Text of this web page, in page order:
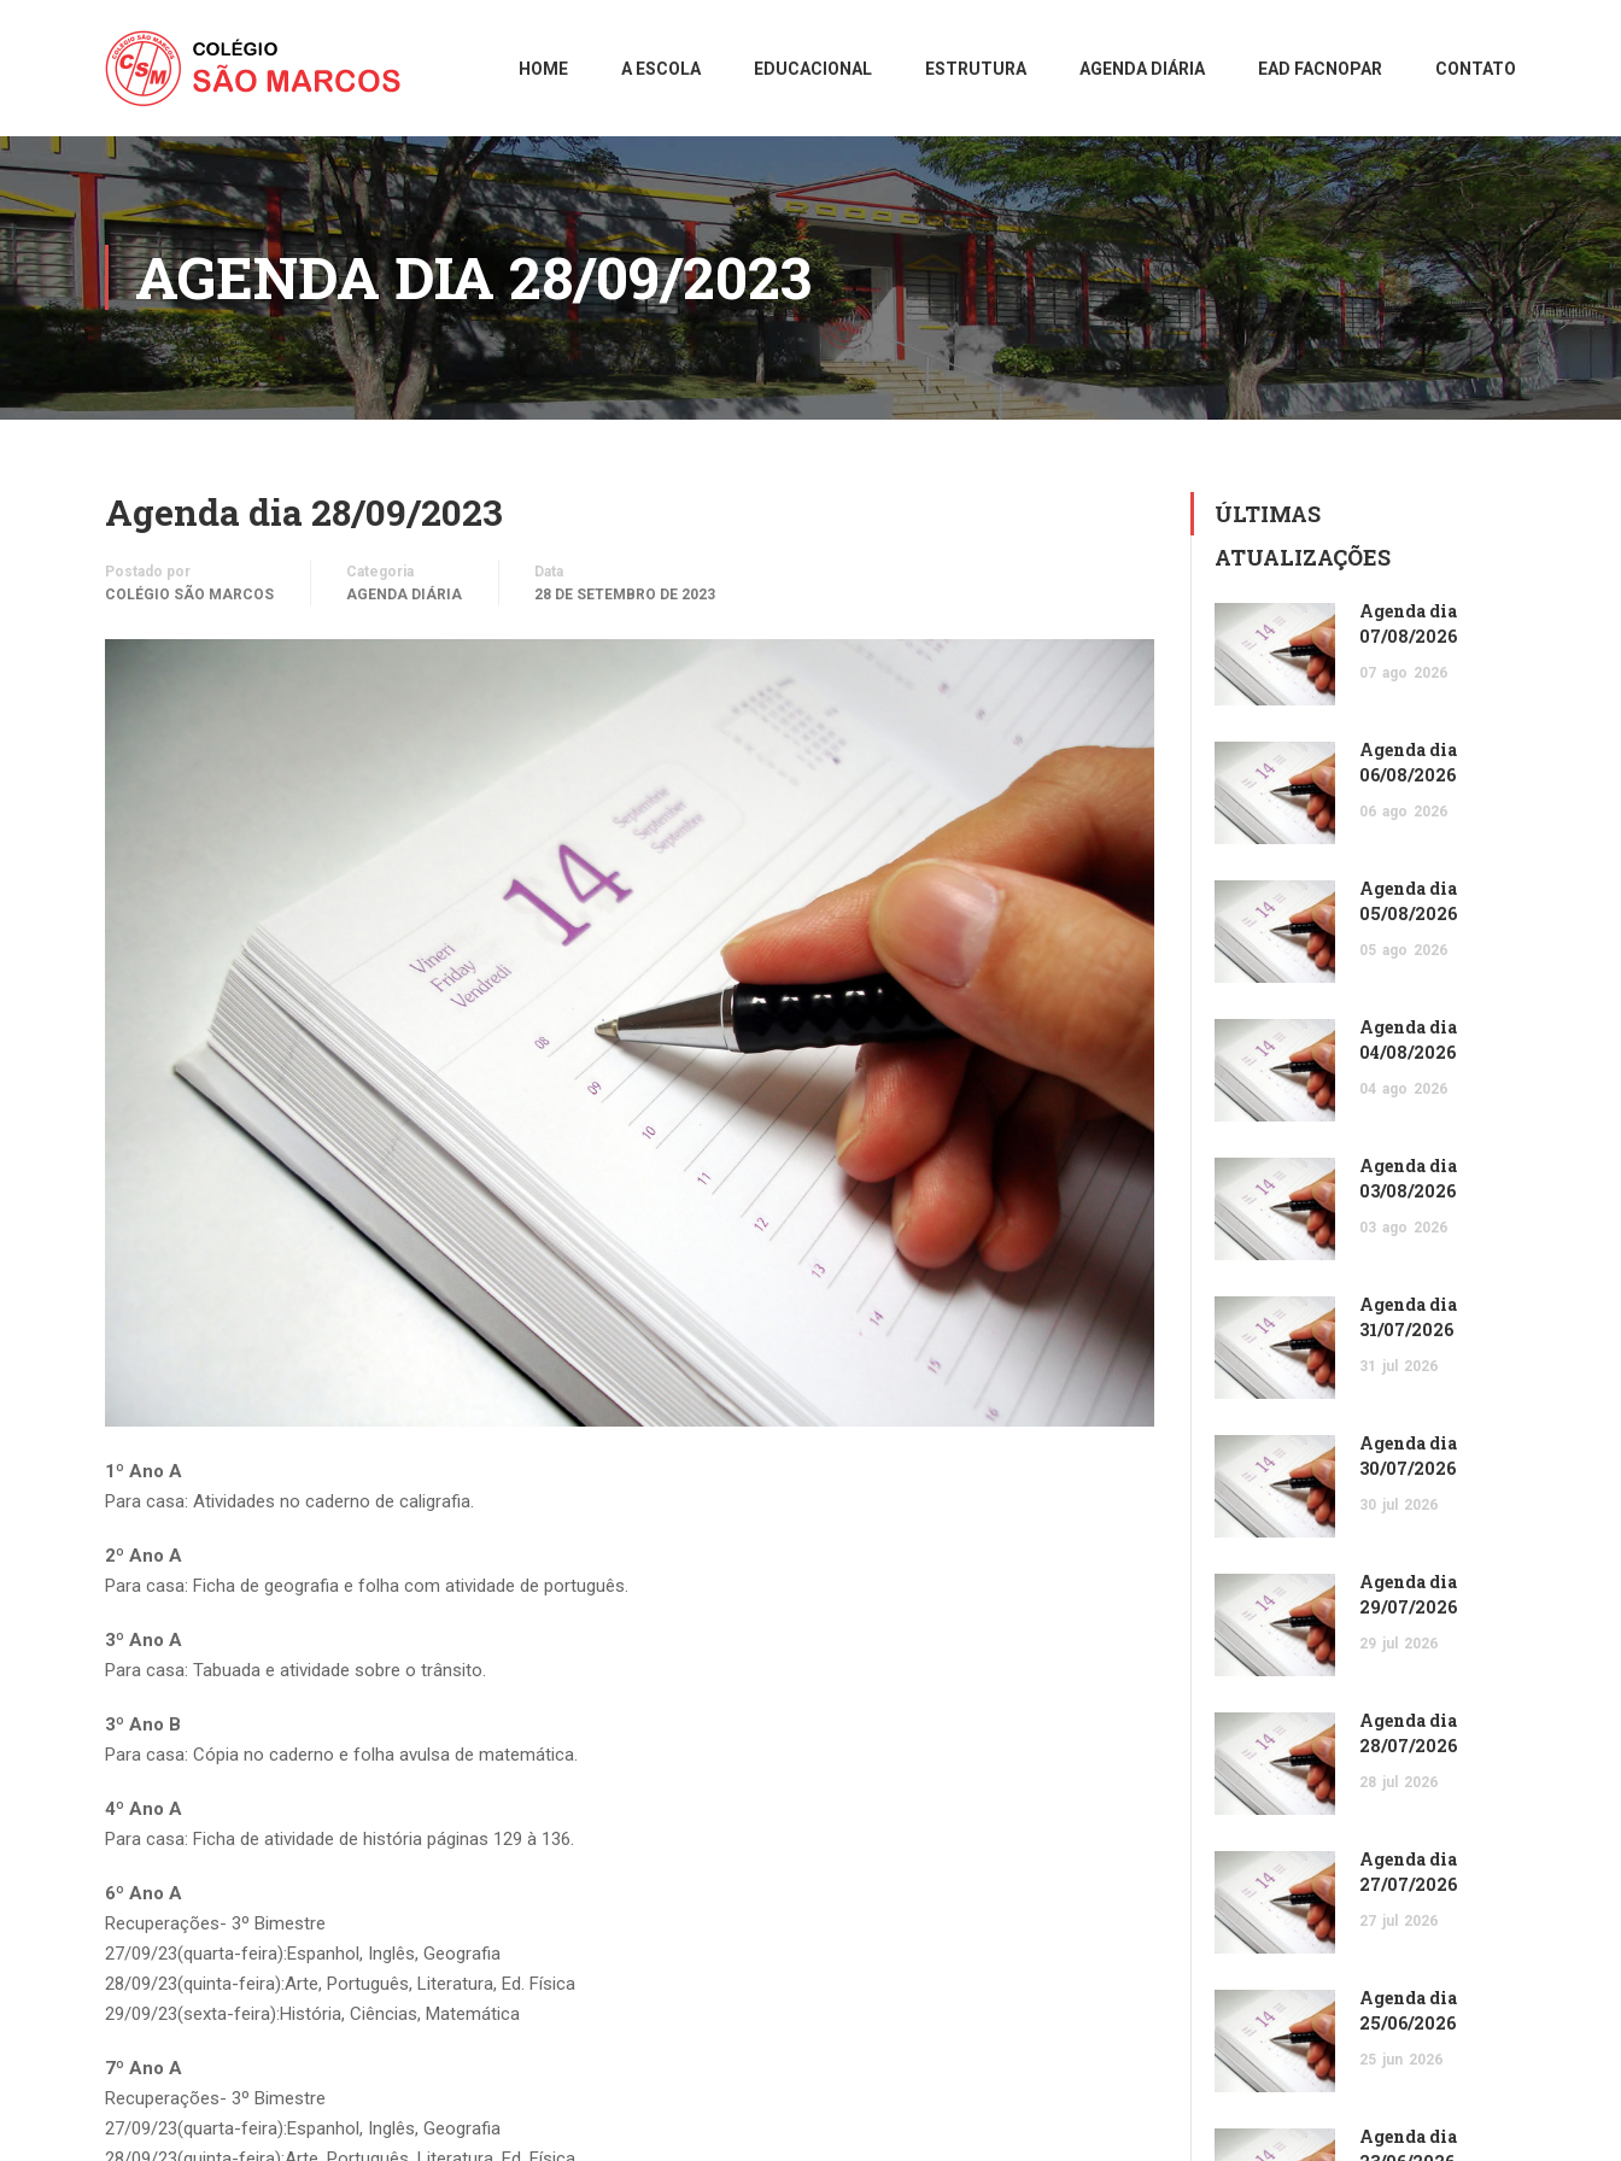
HOME A ESCOLA EDUCACIONAL ESTRUTURA AGENDA DIÁRIA EAD FACNOPAR CONTATO
AGENDA DIA 28/09/2023
Agenda dia 28/09/2023
Postado por
COLÉGIO SÃO MARCOS
Categoria
AGENDA DIÁRIA
Data
28 DE SETEMBRO DE 2023
1º Ano A
Para casa: Atividades no caderno de caligrafia.
2º Ano A
Para casa: Ficha de geografia e folha com atividade de português.
3º Ano A
Para casa: Tabuada e atividade sobre o trânsito.
3º Ano B
Para casa: Cópia no caderno e folha avulsa de matemática.
4º Ano A
Para casa: Ficha de atividade de história páginas 129 à 136.
6º Ano A
Recuperações- 3º Bimestre
27/09/23(quarta-feira):Espanhol, Inglês, Geografia
28/09/23(quinta-feira):Arte, Português, Literatura, Ed. Física
29/09/23(sexta-feira):História, Ciências, Matemática
7º Ano A
Recuperações- 3º Bimestre
27/09/23(quarta-feira):Espanhol, Inglês, Geografia
ÚLTIMAS
ATUALIZAÇÕES
Agenda dia
07/08/2026
07 ago 2026
Agenda dia
06/08/2026
06 ago 2026
Agenda dia
05/08/2026
05 ago 2026
Agenda dia
04/08/2026
04 ago 2026
Agenda dia
03/08/2026
03 ago 2026
Agenda dia
31/07/2026
31 jul 2026
Agenda dia
30/07/2026
30 jul 2026
Agenda dia
29/07/2026
29 jul 2026
Agenda dia
28/07/2026
28 jul 2026
Agenda dia
27/07/2026
27 jul 2026
Agenda dia
25/06/2026
25 jun 2026
Agenda dia